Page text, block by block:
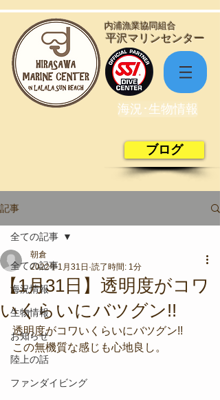
​平沢マリンセンター
​内浦漁業協同組合
海況･生物情報
ブログ
記事
全ての記事
海況情報
生物情報
お知らせ
陸上の話
ファンダイビング
全ての記事
【1月31日】透明度がコワ
いくらいにバツグン!!
朝倉
2022年1月31日 読了時間: 1分
透明度がコワいくらいにバツグン!!
この無機質な感じも心地良し。